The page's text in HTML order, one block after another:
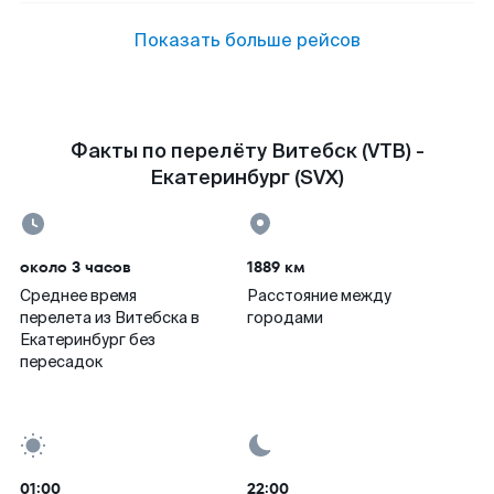
Показать больше рейсов
Факты по перелёту Витебск (VTB) -
Екатеринбург (SVX)
около 3 часов
Среднее время
перелета из Витебска в
Екатеринбург без
пересадок
1889 км
Расстояние между
городами
01:00 22:00